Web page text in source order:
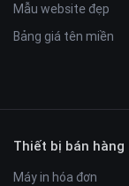
6. Trang giỏ
xoá sản phẩm
tối ưu trong việc
điện thoại và máy
Mẫu website đẹp
Bảng giá tên miền
Thiết bị bán hàng
Máy in hóa đơn